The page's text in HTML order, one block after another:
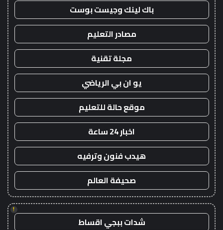
باك لينك وجيست بوست
مصادر التعليم
مجلة تقنية
يو ان بي الرياضي
موقع حالة للتعليم
اخبار 24 ساعة
هيدب فنون وترفيه
صحيفة العالم
!
شدات ببجي اقساط